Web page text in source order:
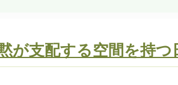
黙が支配する空間を持